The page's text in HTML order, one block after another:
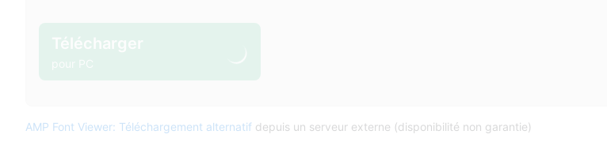
Télécharger
pour PC
AMP Font Viewer: Téléchargement alternatif depuis un serveur externe (disponibilité non garantie)